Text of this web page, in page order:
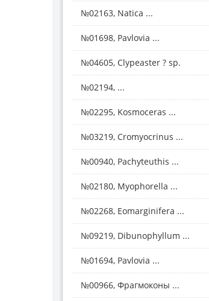
№02163, Natica ...
№01698, Pavlovia ...
№04605, Clypeaster ? sp.
№02194, ...
№02295, Kosmoceras ...
№03219, Cromyocrinus ...
№00940, Pachyteuthis ...
№02180, Myophorella ...
№02268, Eomarginifera ...
№09219, Dibunophyllum ...
№01694, Pavlovia ...
№00966, Фрагмоконы ...